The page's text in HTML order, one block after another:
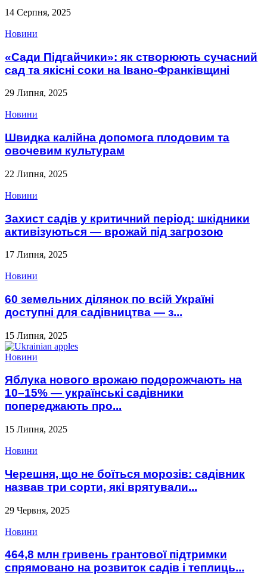
14 Серпня, 2025
Новини
«Сади Підгайчики»: як створюють сучасний
сад та якісні соки на Івано-Франківщині
29 Липня, 2025
Новини
Швидка калійна допомога плодовим та
овочевим культурам
22 Липня, 2025
Новини
Захист садів у критичний період: шкідники
активізуються — врожай під загрозою
17 Липня, 2025
Новини
60 земельних ділянок по всій Україні
доступні для садівництва — з...
15 Липня, 2025
Новини
Яблука нового врожаю подорожчають на
10–15% — українські садівники
попереджають про...
15 Липня, 2025
Новини
Черешня, що не боїться морозів: садівник
назвав три сорти, які врятували...
29 Червня, 2025
Новини
464,8 млн гривень грантової підтримки
спрямовано на розвиток садів і теплиць...